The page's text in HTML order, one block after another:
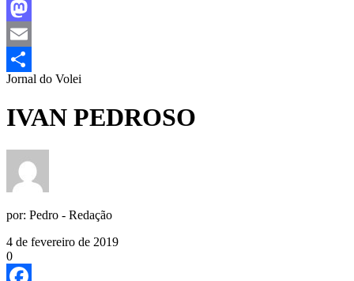
Facebook
Mastodon
Email
Share
Jornal do Volei
IVAN PEDROSO
por: Pedro - Redação
4 de fevereiro de 2019
0